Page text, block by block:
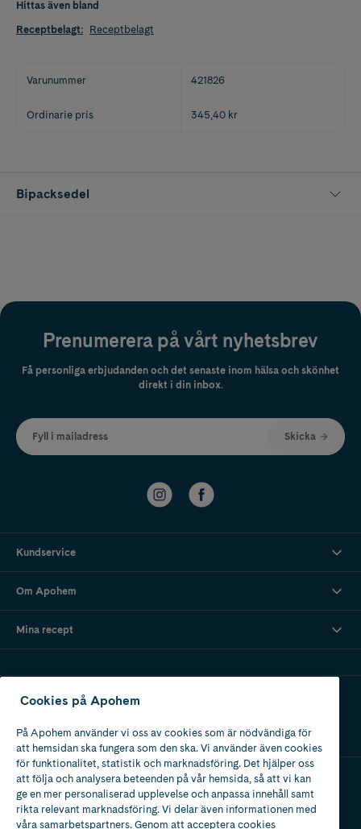
Hittas även bland
Receptbelagt: Receptbelagt
Varunummer 421826
Ordinarie pris 345,40 kr
Bipacksedel
Prenumerera på vårt nyhetsbrev
Få personliga erbjudanden och det senaste inom hälsa och skönhet
direkt i din inbox.
Fyll i mailadress Skicka
Kundservice
Om Apohem
Mina recept
Ladda ner vår app
Apotek med tillstånd
av Läkemedelsverket
Cookies på Apohem
På Apohem använder vi oss av cookies som är nödvändiga för
att hemsidan ska fungera som den ska. Vi använder även cookies
för funktionalitet, statistik och marknadsföring. Det hjälper oss
att följa och analysera beteenden på vår hemsida, så att vi kan
ge en mer personaliserad upplevelse och anpassa innehåll samt
rikta relevant marknadsföring. Vi delar även informationen med
våra samarbetspartners. Genom att acceptera cookies